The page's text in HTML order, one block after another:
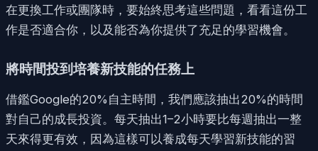
在更換工作或團隊時，要始終思考這些問題，看看這份工
作是否適合你，以及能否為你提供了充足的學習機會。
將時間投到培養新技能的任務上
借鑑Google的20%自主時間，我們應該抽出20%的時間
對自己的成長投資。每天抽出1–2小時要比每週抽出一整
天來得更有效，因為這樣可以養成每天學習新技能的習